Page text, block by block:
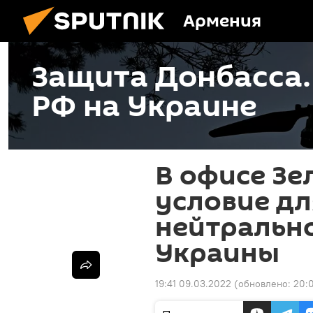
Армения
Защита
РФ на Украине
В офисе
условие
Украины
19:41 09.03.2022 (обновлено: